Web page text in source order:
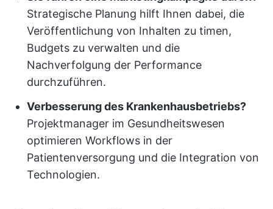
Strategische Planung hilft Ihnen dabei, die
Veröffentlichung von Inhalten zu timen,
Budgets zu verwalten und die
Nachverfolgung der Performance
durchzuführen.
Verbesserung des Krankenhausbetriebs?
Projektmanager im Gesundheitswesen
optimieren Workflows in der
Patientenversorgung und die Integration von
Technologien.